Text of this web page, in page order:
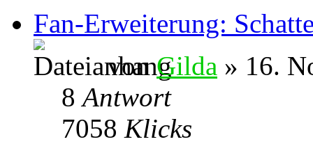
Fan-Erweiterung:
vonGilda » 16.
8Antwort
7058 Klicks